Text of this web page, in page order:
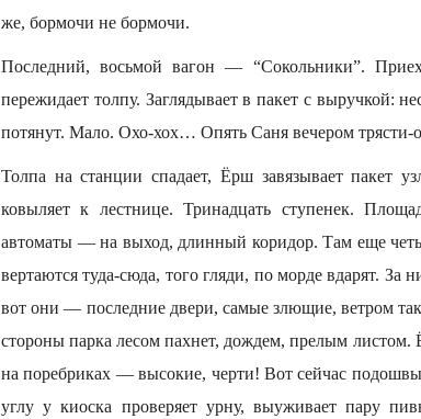
же, бормочи не бормочи.
Последний, восьмой вагон — “Сокольники”.
пережидает толпу. Заглядывает в пакет с выручкой:
потянут. Мало. Охо-хох… Опять Саня вечером трясти-
Толпа на станции спадает, Ёрш завязывает пакет
ковыляет к лестнице. Тринадцать ступенек.
автоматы — на выход, длинный коридор. Там еще
вертаются туда-сюда, того гляди, по морде вдарят.
вот они — последние двери, самые злющие, ветром
стороны парка лесом пахнет, дождем, прелым листом.
на поребриках — высокие, черти! Вот сейчас
углу у киоска проверяет урну, выуживает пару